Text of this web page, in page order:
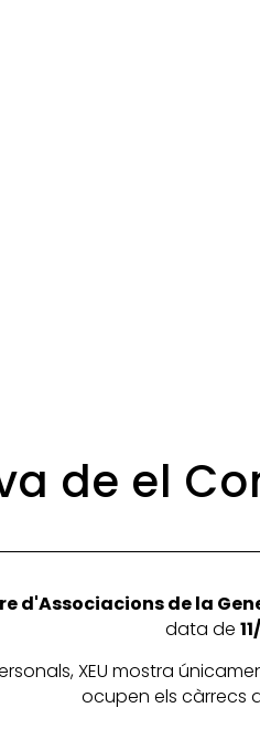
de el
d'Associacions de la
data de
XEU mostra
ocupen els càrrecs